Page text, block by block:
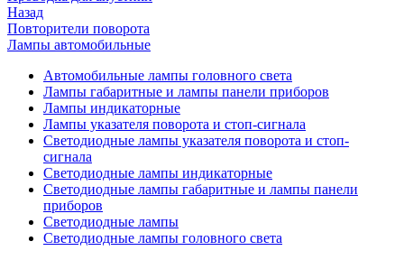
Назад
Повторители поворота
Лампы автомобильные
Автомобильные лампы головного света
Лампы габаритные и лампы панели приборов
Лампы индикаторные
Лампы указателя поворота и стоп-сигнала
Светодиодные лампы указателя поворота и стоп-
сигнала
Светодиодные лампы индикаторные
Светодиодные лампы габаритные и лампы панели
приборов
Светодиодные лампы
Светодиодные лампы головного света